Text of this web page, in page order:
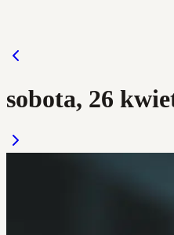
sobota, 26